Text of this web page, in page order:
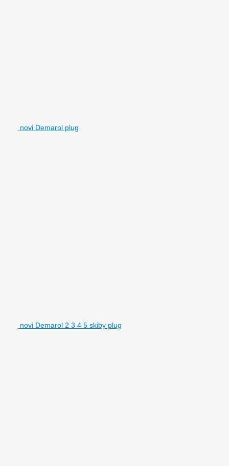
novi Demarol plug
novi Demarol 2 3 4 5 skiby plug